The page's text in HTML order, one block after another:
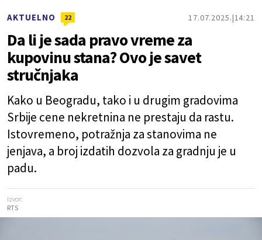
AKTUELNO 22 17.07.2025. 14:21
Da li je sada pravo vreme za
kupovinu stana? Ovo je savet
stručnjaka
Kako u Beogradu, tako i u drugim gradovima
Srbije cene nekretnina ne prestaju da rastu.
Istovremeno, potražnja za stanovima ne
jenjava, a broj izdatih dozvola za gradnju je u
padu.
Izvor:
RTS